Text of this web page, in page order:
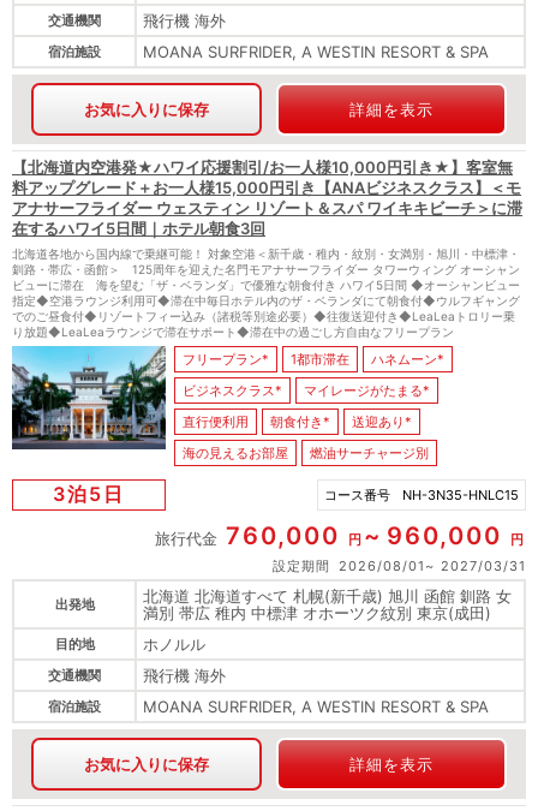
交通機関 飛行機 海外
宿泊施設 MOANA SURFRIDER, A WESTIN RESORT & SPA
お気に入りに保存 詳細を表示
【北海道内空港発★ハワイ応援割引/お一人様10,000円引き★】客室無
料アップグレード＋お一人様15,000円引き【ANAビジネスクラス】＜モ
アナサーフライダー ウェスティン リゾート＆スパ ワイキキビーチ＞に滞
在するハワイ5日間｜ホテル朝食3回
北海道各地から国内線で乗継可能！ 対象空港＜新千歳・稚内・紋別・女満別・旭川・中標津・
釧路・帯広・函館＞ 125周年を迎えた名門モアナサーフライダー タワーウィング オーシャン
ビューに滞在 海を望む「ザ・ベランダ」で優雅な朝食付き ハワイ5日間 ◆オーシャンビュー
指定◆空港ラウンジ利用可◆滞在中毎日ホテル内のザ・ベランダにて朝食付◆ウルフギャング
でのご昼食付◆リゾートフィー込み（諸税等別途必要）◆往復送迎付き◆LeaLeaトロリー乗
り放題◆LeaLeaラウンジで滞在サポート◆滞在中の過ごし方自由なフリープラン
フリープラン* 1都市滞在
ハネムーン*
ビジネスクラス*
マイレージがたまる*
直行便利用
朝食付き*
送迎あり*
海の見えるお部屋
燃油サーチャージ別
3泊5日 コース番号 NH-3N35-HNLC15
旅行代金 760,000 円 960,000
円
設定期間
2026/08/01 2027/03/31
出発地
北海道 北海道すべて 札幌(新千歳) 旭川 函館 釧路 女
満別 帯広 稚内 中標津 オホーツク紋別 東京(成田)
目的地 ホノルル
交通機関 飛行機 海外
宿泊施設 MOANA SURFRIDER, A WESTIN RESORT & SPA
お気に入りに保存 詳細を表示